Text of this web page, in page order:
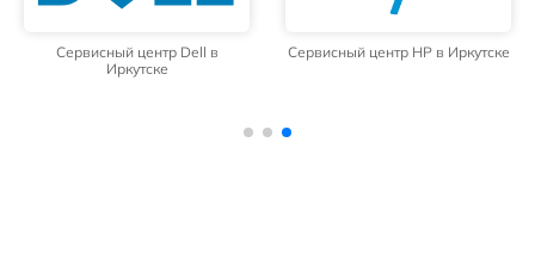
Сервисный центр Dell в
Иркутске
Сервисный центр HP в Иркутске